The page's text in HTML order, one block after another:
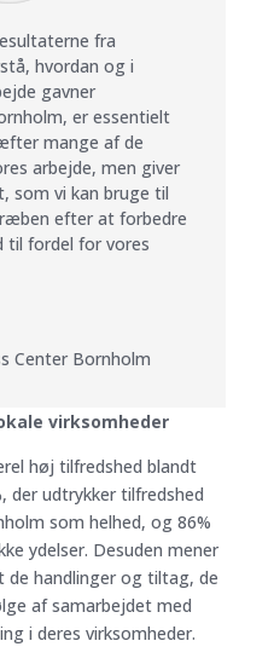
fra
hvordan og i
gavner
er essentielt
mange af de
arbejde, men giver
som vi kan bruge til
efter at forbedre
til fordel for vores
Center Bornholm
virksomheder
høj tilfredshed blandt
der udtrykker tilfredshed
som helhed, og 86%
ydelser. Desuden mener
de handlinger og tiltag, de
af samarbejdet med
i deres virksomheder.